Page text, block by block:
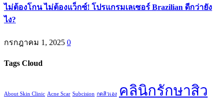
ไม่ต้องโกน ไม่ต้องแว็กซ์! โปรแกรมเลเซอร์ Brazilian ดีกว่ายัง
ไง?
กรกฎาคม 1, 2025 0
Tags Cloud
About Skin Clinic Acne Scar Subcision กดสิวเอง คลินิกรักษาสิว